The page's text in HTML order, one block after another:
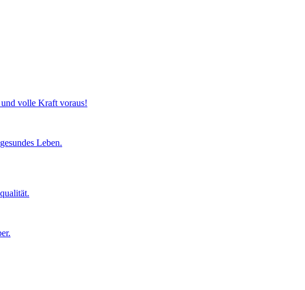
und volle Kraft voraus!
Leben.